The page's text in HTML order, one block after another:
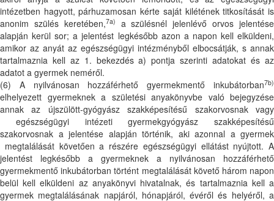
intézetben hagyott, párhuzamosan kérte saját kilétének titkosítását is
anonim szülés keretében,7a)
a szülésnél jelenlévő orvos jelentése
alapján kerül sor; a jelentést legkésőbb azon a napon kell elküldeni,
amikor az anyát az egészségügyi intézményből elbocsátják, s annak
tartalmaznia kell az 1. bekezdés a) pontja szerinti adatokat és az
adatot a gyermek neméről.
(6) A nyilvánosan hozzáférhető gyermekmentő inkubátorban7b)
elhelyezett gyermeknek a születési anyakönyvbe való bejegyzése
annak az újszülött-gyógyász szakképesítésű szakorvosnak vagy
egészségügyi intézeti gyermekgyógyász szakképesítésű
szakorvosnak a jelentése alapján történik, aki azonnal a gyermek
megtalálását követően a részére egészségügyi ellátást nyújtott. A
jelentést legkésőbb a gyermeknek a nyilvánosan hozzáférhető
gyermekmentő inkubátorban történt megtalálását követő három napon
belül kell elküldeni az anyakönyvi hivatalnak, és tartalmaznia kell a
gyermek megtalálásának napjáról, hónapjáról, évéről és helyéről, a